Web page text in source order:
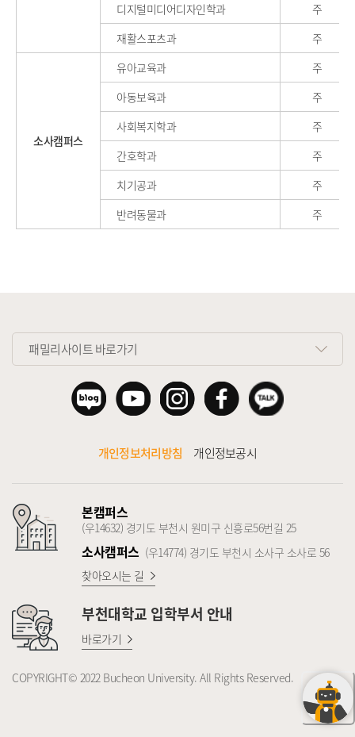
디지털미디어디자인학과
주
재활스포츠과
주
소사캠퍼스
유아교육과
주
아동보육과
주
사회복지학과
주
간호학과
주
치기공과
주
반려동물과
주
패밀리사이트 바로가기
개인정보처리방침 개인정보공시
본캠퍼스
(우14632) 경기도 부천시 원미구 신흥로56번길 25
소사캠퍼스 (우14774) 경기도 부천시 소사구 소사로 56
찾아오시는 길
부천대학교 입학부서 안내
바로가기
COPYRIGHT© 2022 Bucheon University. All Rights Reserved.